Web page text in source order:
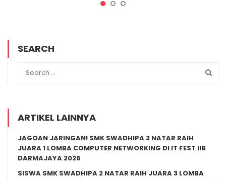
SEARCH
ARTIKEL LAINNYA
JAGOAN JARINGAN! SMK SWADHIPA 2 NATAR RAIH
JUARA 1 LOMBA COMPUTER NETWORKING DI IT FEST IIB
DARMAJAYA 2026
SISWA SMK SWADHIPA 2 NATAR RAIH JUARA 3 LOMBA